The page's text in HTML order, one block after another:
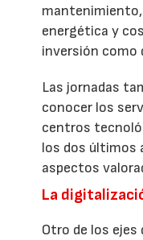
energética y
inversión como
Las jornadas
conocer los
centros
los dos últimos
aspectos
La
Otro de los